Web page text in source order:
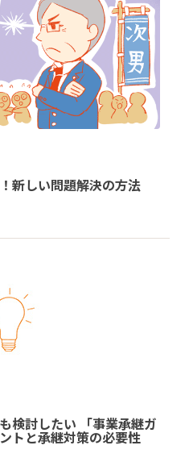
新しい問題解決の方法
検討したい 「事業承継ガ
トと承継対策の必要性